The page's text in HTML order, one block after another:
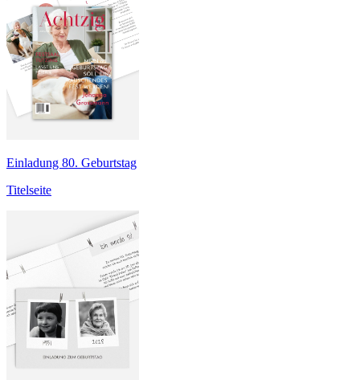
Einladung 80. Geburtstag
Titelseite